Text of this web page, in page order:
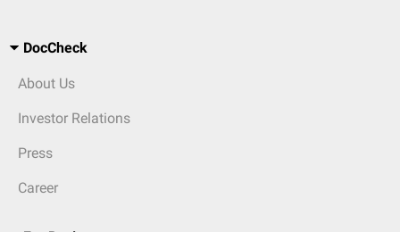
DocCheck
About Us
Investor Relations
Press
Career